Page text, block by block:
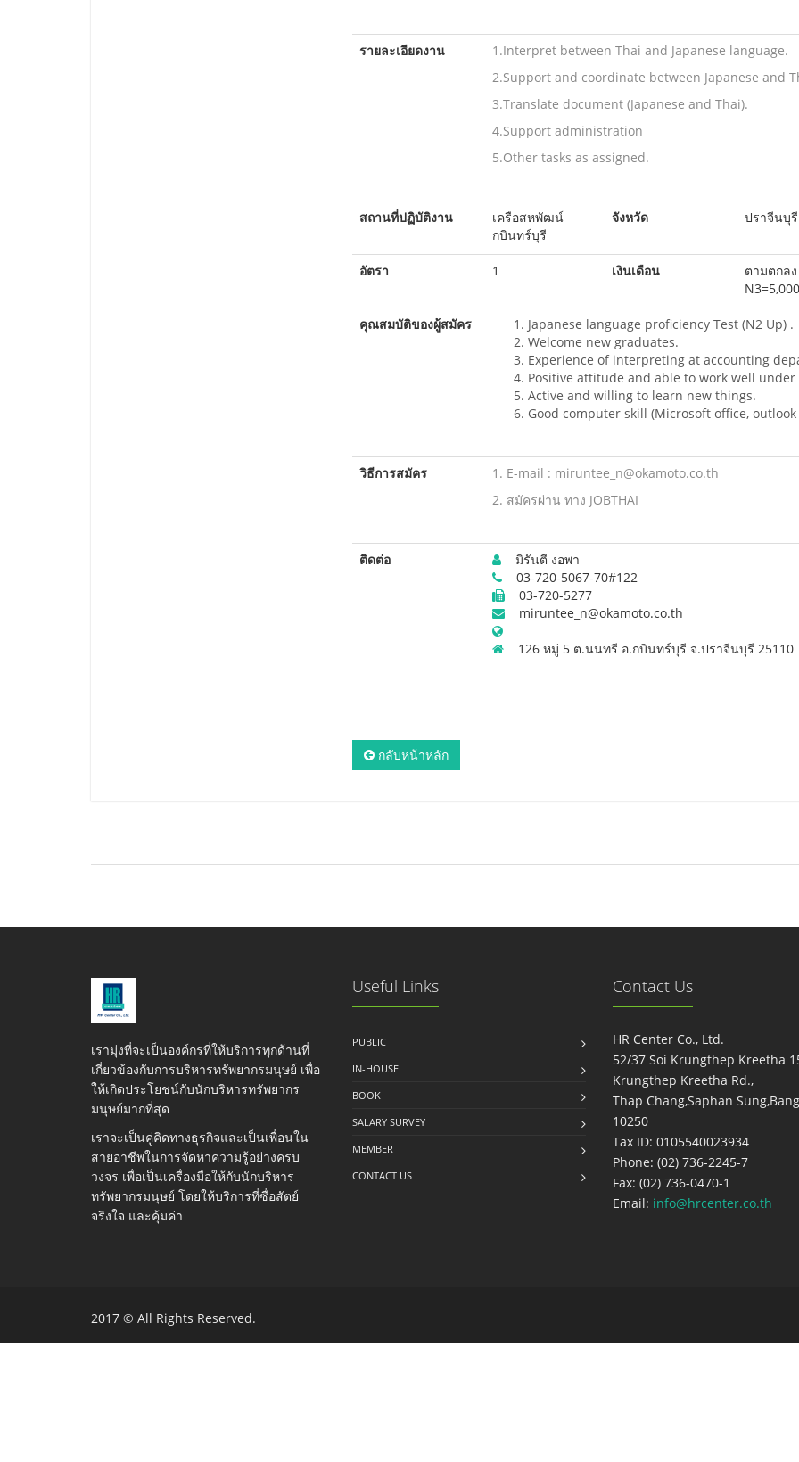
รายละเอียดงาน
1.Interpret between Thai and Japanese language.
2.Support and coordinate between Japanese and
3.Translate document (Japanese and Thai).
4.Support administration
5.Other tasks as assigned.
สถานที่ปฏิบัติงาน
เครือสหพัฒน์
กบินทร์บุรี
จังหวัด ปราจีนบุรี
อัตรา 1 เงินเดือน
ตามตกลง
คุณสมบัติของผู้สมัคร
Japanese language proficiency Test (N2 Up) .
Welcome new graduates.
Experience of interpreting at accounting
Positive attitude and able to work well under
Active and willing to learn new things.
Good computer skill (Microsoft office, outlook
วิธีการสมัคร
1. E-mail : miruntee_n@okamoto.co.th
2. สมัครผ่าน ทาง JOBTHAI
ติดต่อ
มิรันตี งอพา
03-720-5067-70#122
03-720-5277
miruntee_n@okamoto.co.th
126 หมู่ 5 ต.นนทรี อ.กบินทร์บุรี จ.ปราจีนบุรี 25110
กลับหน้าหลัก
เรามุ่งที่จะเป็นองค์กรที่ให้บริการทุกด้านที่
เกี่ยวข้องกับการบริหารทรัพยากรมนุษย์ เพื่อ
ให้เกิดประโยชน์กับนักบริหารทรัพยากร
มนุษย์มากที่สุด
เราจะเป็นคู่คิดทางธุรกิจและเป็นเพื่อนใน
สายอาชีพในการจัดหาความรู้อย่างครบ
วงจร เพื่อเป็นเครื่องมือให้กับนักบริหาร
ทรัพยากรมนุษย์ โดยให้บริการที่ซื่อสัตย์
จริงใจ และคุ้มค่า
Useful Links
PUBLIC
IN-HOUSE
BOOK
SALARY SURVEY
MEMBER
CONTACT US
Contact Us
HR Center Co., Ltd.
52/37 Soi Krungthep Kreetha
Krungthep Kreetha Rd.,
Thap Chang,Saphan
10250
Tax ID: 0105540023934
Phone: (02) 736-2245-7
Fax: (02) 736-0470-1
Email: info@hrcenter.co.th
2017 © All Rights Reserved.